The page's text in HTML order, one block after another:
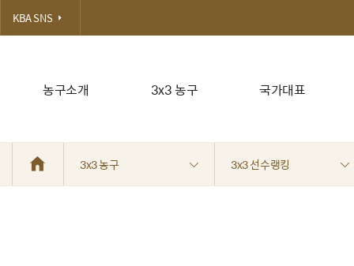
농구소개 3x3 농구 국가대표
KBA SNS
3x3 농구 3x3 선수랭킹